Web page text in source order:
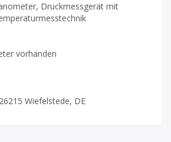
Druckmessgerät mit
vorhanden
Wiefelstede, DE